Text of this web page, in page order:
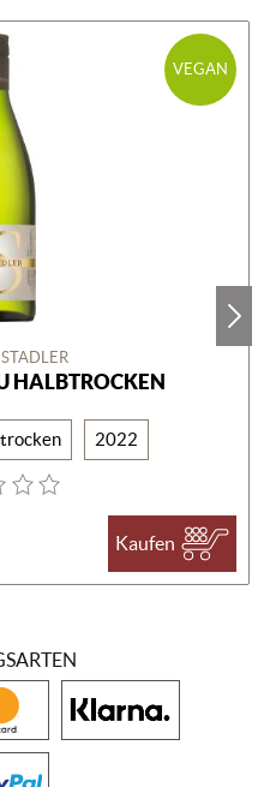
VEGAN
HALBTROCKEN
2022
Kaufen